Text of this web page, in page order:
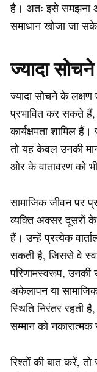
है। अतः इसे समझना
समाधान खोजा जा
ज्यादा
ज्यादा सोचने के
प्रभावित कर सकते
कार्यक्षमता शामिल
तो यह केवल उनकी
ओर के वातावरण को
सामाजिक जीवन पर
व्यक्ति अक्सर दूसरों
हैं। उन्हें प्रत्येक
सकती है, जिससे वे
परिणामस्वरूप, उनकी
अकेलापन या
स्थिति निरंतर रहती
सम्मान को
रिश्तों की बात करें,